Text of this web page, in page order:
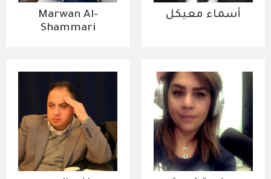
أسماء معيكل
Marwan Al-
Shammari